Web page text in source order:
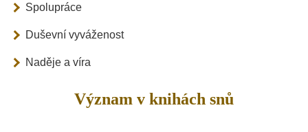
Spolupráce
Duševní vyváženost
Naděje a víra
Význam v knihách snů